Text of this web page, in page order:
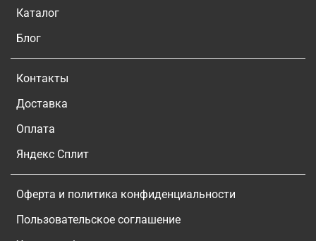
Каталог
Блог
Контакты
Доставка
Оплата
Яндекс Сплит
Оферта и политика конфиденциальности
Пользовательское соглашение